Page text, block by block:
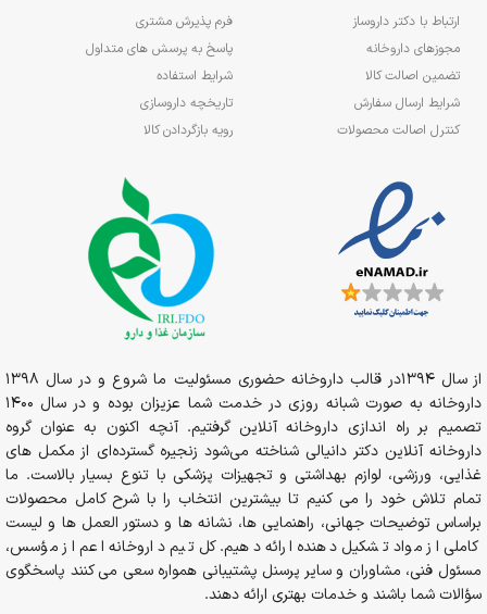
ارتباط با دکتر داروساز
مجوزهای داروخانه
تضمین اصالت کالا
شرایط ارسال سفارش
کنترل اصالت محصولات
فرم پذیرش مشتری
پاسخ به پرسش های متداول
شرایط استفاده
تاریخچه داروسازی
رویه بازگردادن کالا
از سال 1394در قالب داروخانه حضوری مسئولیت ما شروع و در سال 1398
داروخانه به صورت شبانه روزی در خدمت شما عزیزان بوده و در سال 1400
تصمیم بر راه اندازی داروخانه آنلاین گرفتیم. آنچه اکنون به عنوان گروه
داروخانه آنلاین دکتر دانیالی شناخته می‌شود زنجیره گسترده‌ای از مکمل های
غذایی، ورزشی، لوازم بهداشتی و تجهیزات پزشکی با تنوع بسیار بالاست. ما
تمام تلاش خود را می کنیم تا بیشترین انتخاب را با شرح کامل محصولات
براساس توضیحات جهانی، راهنمایی ها، نشانه ها و دستور العمل ها و لیست
کاملی از مواد تشکیل دهنده ارائه دهیم. کل تیم داروخانه اعم از مؤسس،
مسئول فنی، مشاوران و سایر پرسنل پشتیبانی همواره سعی می کنند پاسخگوی
سؤالات شما باشند و خدمات بهتری ارائه دهند.